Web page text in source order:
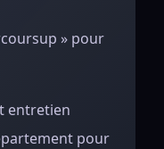
» pour
entretien
pour